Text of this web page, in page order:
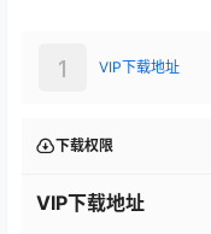
VIP下载地址
1
下载权限
VIP下载地址